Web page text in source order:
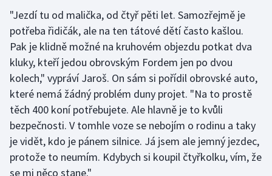
"Jezdí tu od malička, od čtyř pěti let. Samozřejmě je
potřeba řidičák, ale na ten tátové dětí často kašlou.
Pak je klidně možné na kruhovém objezdu potkat dva
kluky, kteří jedou obrovským Fordem jen po dvou
kolech," vypráví Jaroš. On sám si pořídil obrovské auto,
které nemá žádný problém duny projet. "Na to prostě
těch 400 koní potřebujete. Ale hlavně je to kvůli
bezpečnosti. V tomhle voze se nebojím o rodinu a taky
je vidět, kdo je pánem silnice. Já jsem ale jemný jezdec,
protože to neumím. Kdybych si koupil čtyřkolku, vím, že
se mi něco stane."